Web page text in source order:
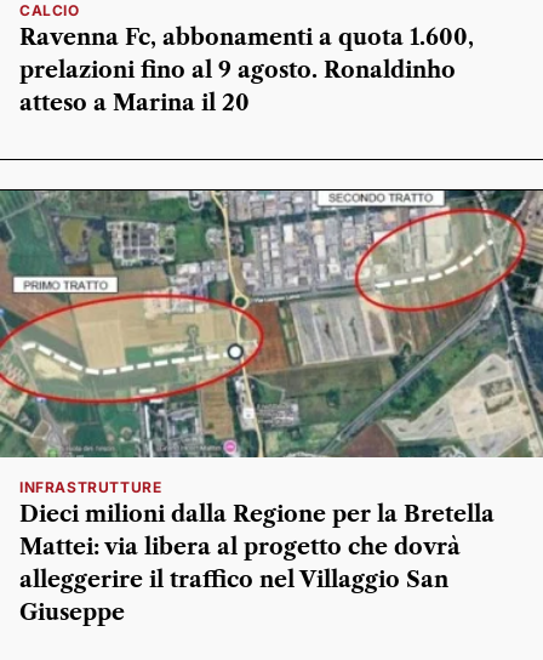
CALCIO
Ravenna Fc, abbonamenti a quota 1.600,
prelazioni fino al 9 agosto. Ronaldinho
atteso a Marina il 20
INFRASTRUTTURE
Dieci milioni dalla Regione per la Bretella
Mattei: via libera al progetto che dovrà
alleggerire il traffico nel Villaggio San
Giuseppe